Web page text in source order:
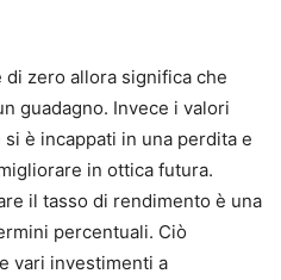
di zero allora significa che
guadagno. Invece i valori
è incappati in una perdita e
in ottica futura.
il tasso di rendimento è una
percentuali. Ciò
vari investimenti a